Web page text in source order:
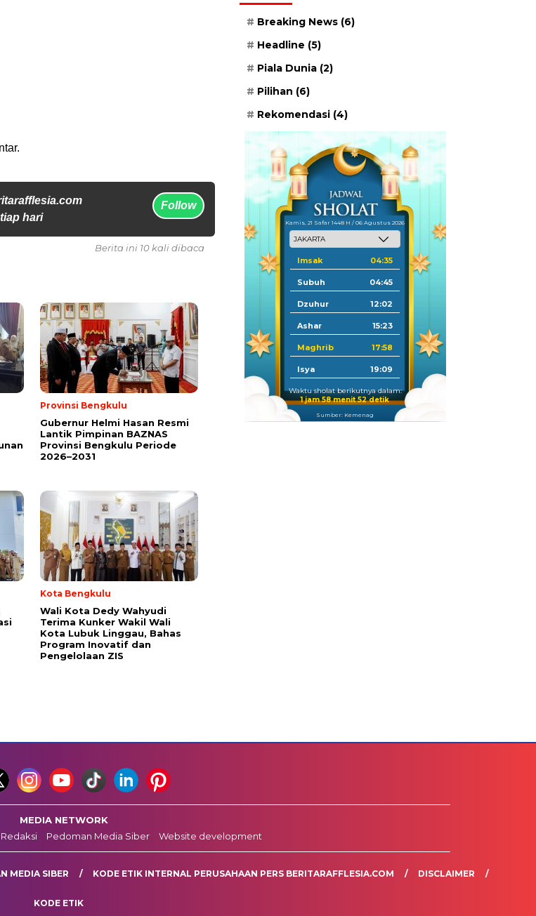
hari
Follow
Berita ini 10 kali dibaca
Provinsi Bengkulu
Gubernur Helmi Hasan Resmi
Lantik Pimpinan BAZNAS
Provinsi Bengkulu Periode
2026–2031
Kota Bengkulu
Wali Kota Dedy Wahyudi
Terima Kunker Wakil Wali
Kota Lubuk Linggau, Bahas
Program Inovatif dan
Pengelolaan ZIS
Breaking News (6)
Headline (5)
Piala Dunia (2)
Pilihan (6)
Rekomendasi (4)
Kamis, 21 Safar 1448 H / 06 Agustus 2026
Imsak 04:35
Subuh 04:45
Dzuhur 12:02
Ashar 15:23
Maghrib 17:58
Isya 19:09
Waktu sholat berikutnya dalam:
1 jam 58 menit 51 detik
Sumber: Kemenag
MEDIA NETWORK
Redaksi Pedoman Media Siber Website development
MEDIA SIBER KODE ETIK INTERNAL PERUSAHAAN PERS BERITARAFFLESIA.COM DISCLAIMER
KODE ETIK